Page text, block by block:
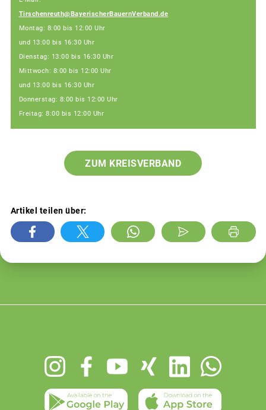
Tirschenreuth@BayerischerBauernVerband.de
Montag: 8:00 bis 12:00 Uhr
und 13:00 bis 16:30 Uhr
Dienstag: 13:00 bis 16:30 Uhr
Mittwoch: 8:00 bis 12:00 Uhr
und 13:00 bis 16:30 Uhr
Donnerstag: 8:00 bis 12:00 Uhr
Freitag: 8:00 bis 12:00 Uhr
ZUM KREISVERBAND
Artikel teilen über: